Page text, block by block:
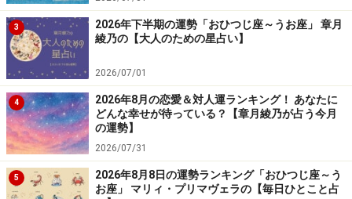
3
2026年下半期の運勢「おひつじ座～うお座」 章月
綾乃の【大人のための星占い】
2026/07/01
4
2026年8月の恋愛＆対人運ランキング！ あなたに
どんな幸せが待っている？【章月綾乃が占う今月
の運勢】
2026/07/31
5
2026年8月8日の運勢ランキング「おひつじ座～う
お座」 マリィ・プリマヴェラの【毎日ひとこと占